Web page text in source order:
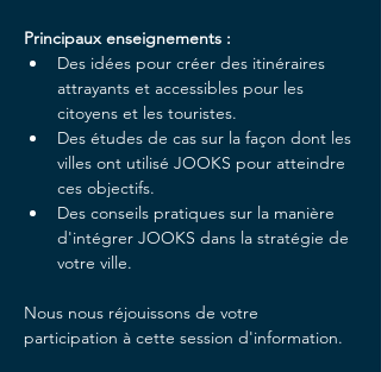
Principaux enseignements :
Des idées pour créer des itinéraires
attrayants et accessibles pour les
citoyens et les touristes.
Des études de cas sur la façon dont les
villes ont utilisé JOOKS pour atteindre
ces objectifs.
Des conseils pratiques sur la manière
d'intégrer JOOKS dans la stratégie de
votre ville.
Nous nous réjouissons de votre
participation à cette session d'information.